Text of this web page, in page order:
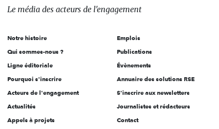
des
l'engagement
Le média des acteurs de l'engagement
Notre histoire
Qui sommes-nous ?
Ligne éditoriale
Pourquoi s'inscrire
Acteurs de l'engagement
Actualités
Appels à projets
Emplois
Publications
Évènements
Annuaire des solutions RSE
S'inscrire aux newsletters
Journalistes et rédacteurs
Contact